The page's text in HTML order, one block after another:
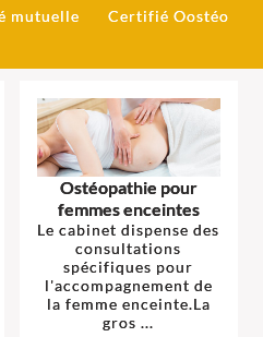
mutuelle Certifié Oostéo
Ostéopathie pour
femmes enceintes
Le cabinet dispense des
consultations
spécifiques pour
l'accompagnement de
la femme enceinte.La
gros ...